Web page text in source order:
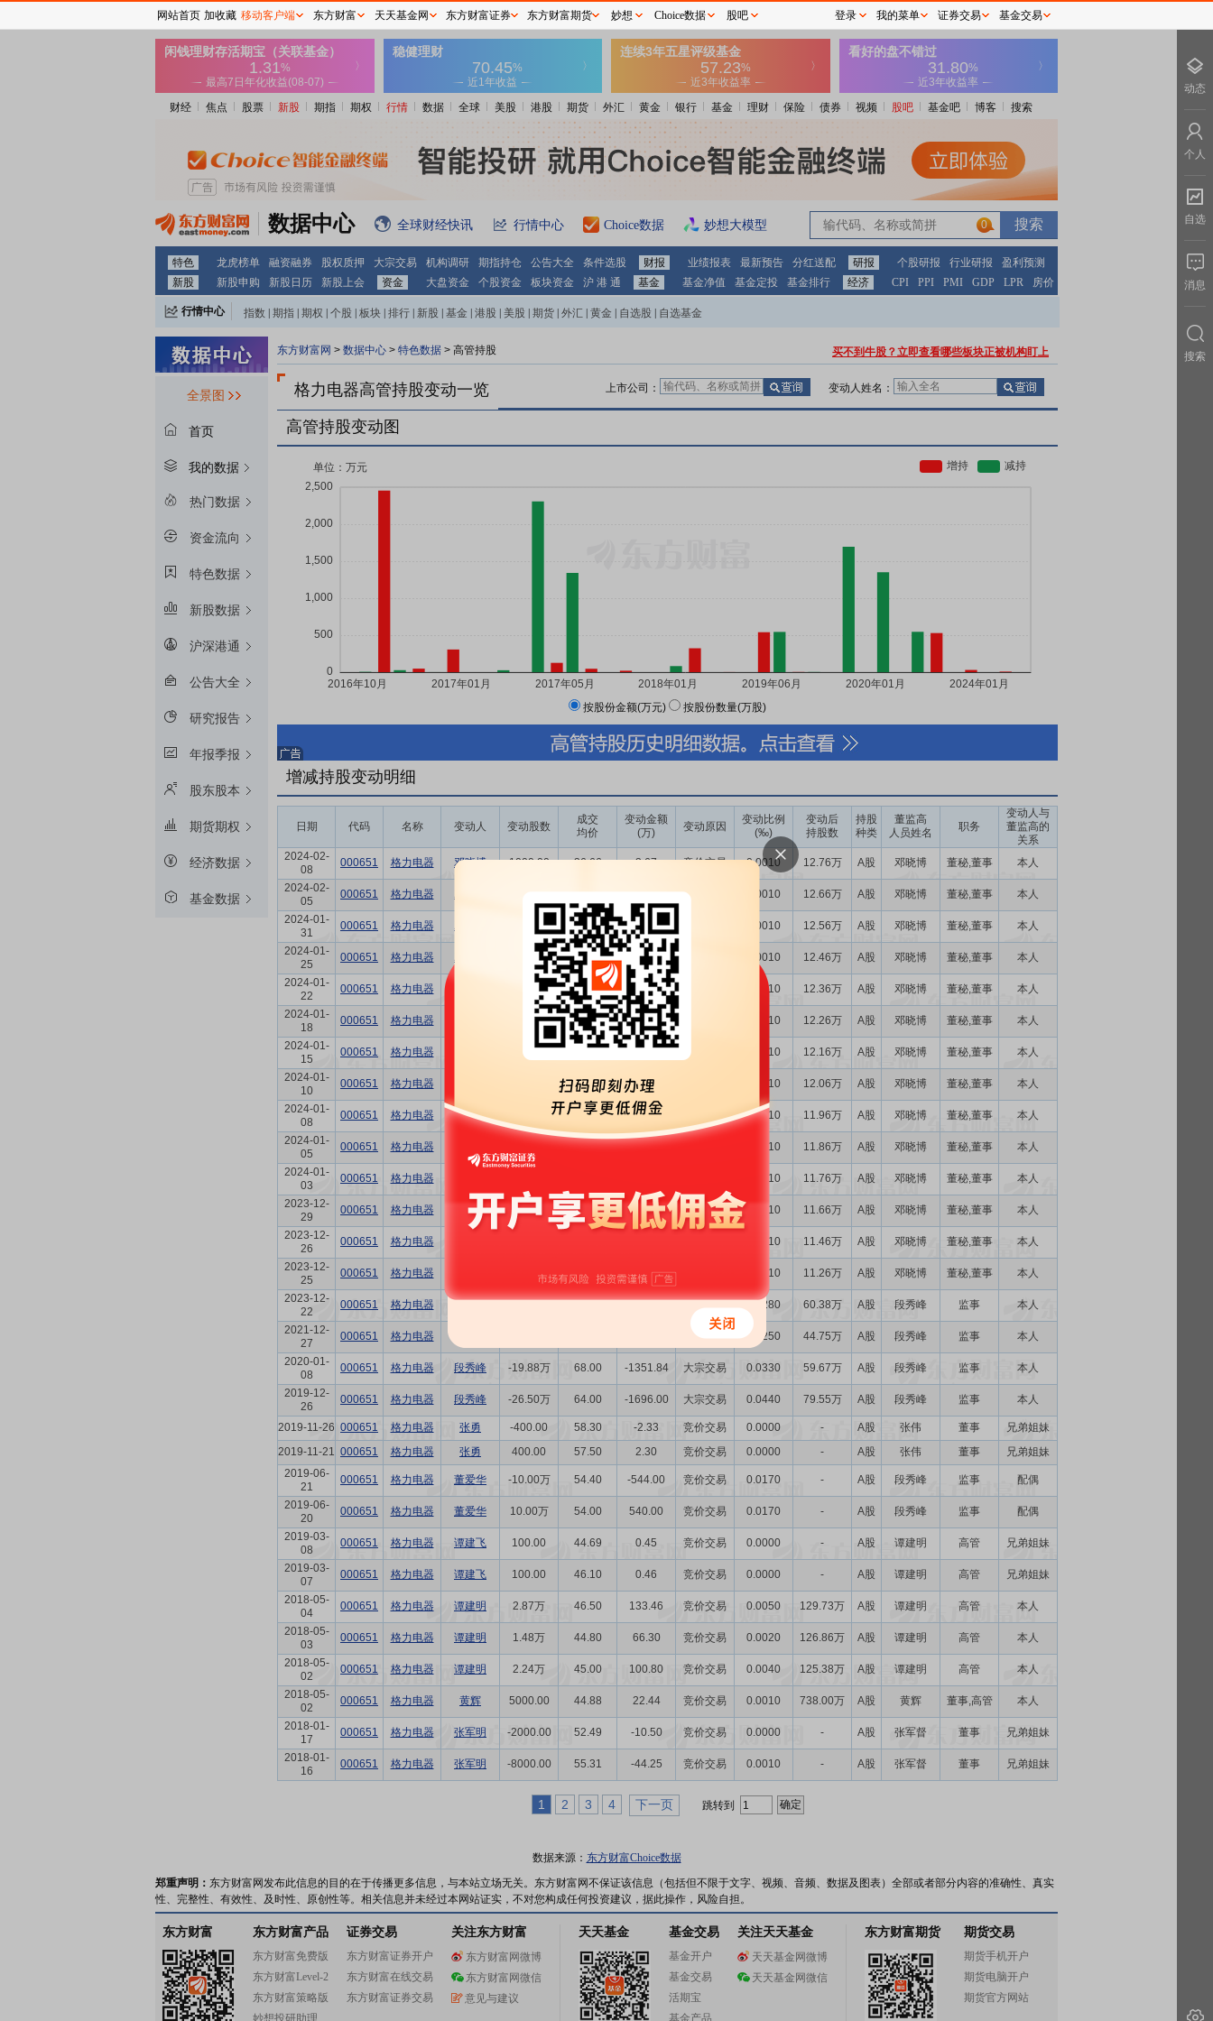
财经 焦点 股票 新股 期指 期权 行情 数据 全球 美股 港股 期货 外汇 黄金 银行 基金 理财 保险 债券 视频 股吧 基金吧 博客 搜索
数据中心 全球财经快讯 行情中心 Choice数据 妙想大模型 0
特色 龙虎榜单 融资融券 股权质押 大宗交易 机构调研 期指持仓 公告大全 条件选股 财报 业绩报表 最新预告 分红送配 研报 个股研报 行业研报
盈利预测
新股
新股申购 新股日历 新股上会 资金 大盘资金 个股资金 板块资金 沪 港 通 基金 基金净值 基金定投 基金排行 经济 CPI PPI PMI GDP LPR 房价
行情中心 指数 期指 期权 个股 板块 排行 新股 基金 港股 美股 期货 外汇 黄金 自选股 自选基金
全景图
首页
我的数据
热门数据
资金流向
特色数据
新股数据
沪深港通
公告大全
研究报告
年报季报
股东股本
期货期权
经济数据
基金数据
东方财富网 > 数据中心 > 特色数据 > 高管持股 买不到牛股？立即查看哪些板块正被机构盯上
格力电器高管持股变动一览 变动人姓名：
上市公司：
高管持股变动图
按股份金额(万元) 按股份数量(万股)
增减持股变动明细
日期 代码 名称 变动人 变动股数
成交
均价
变动金额
(万)
变动原因
变动比例
(‰)
变动后
持股数
持股
种类
董监高
人员姓名
职务
变动人与
董监高的
关系
2024-02-
08
000651 格力电器 邓晓博 1000.00 36.66 3.67 竞价交易 0.0010 12.76万 A股 邓晓博 董秘,董事
本人
2024-02-
05
000651 格力电器 邓晓博 1000.00 35.74 3.57 竞价交易 0.0010 12.66万 A股 邓晓博 董秘,董事
本人
2024-01-
31
000651 格力电器 邓晓博 1000.00 35.50 3.55 0.0010 12.56万 A股 邓晓博 董秘,董事
本人
2024-01-
25
000651 格力电器 邓晓博 1000.00 33.60 3.36 0.0010 12.46万 A股 邓晓博 董秘,董事
本人
2024-01-
22
000651 格力电器 1000.00 33.38 3.34 0.0010 12.36万 A股 邓晓博 董秘,董事
本人
2024-01-
18
000651 格力电器 1000.00 32.91 3.29 0.0010 12.26万 A股 邓晓博 董秘,董事
本人
2024-01-
15
000651 格力电器 1000.00 33.80 3.38 竞价交易 0.0010 12.16万 A股 邓晓博 董秘,董事
本人
2024-01-
10
000651 格力电器 33.55 3.36 0.0010 12.06万 A股 邓晓博 董秘,董事
本人
2024-01-
08
000651 格力电器 邓晓博 33.03 3.30 竞价交易 0.0010 11.96万 A股 邓晓博 董秘,董事
本人
2024-01-
05
000651 格力电器 32.87 3.29 0.0010 11.86万 A股 邓晓博 董秘,董事
本人
2024-01-
03
000651 格力电器 0.0010 11.76万 A股 邓晓博 董秘,董事
本人
2023-12-
29
000651 格力电器 邓晓博 2000.00 32.08 6.42 竞价交易 0.0010 11.66万 A股 邓晓博 董秘,董事
本人
2023-12-
26
000651 格力电器 0.0010 11.46万 A股 邓晓博 董秘,董事
本人
2023-12-
25
000651 格力电器 5000.00 31.94 15.97 0.0010 11.26万 A股 邓晓博 董秘,董事
本人
2023-12-
22
000651 格力电器 0.0280 60.38万 A股 段秀峰 监事
本人
2021-12-
27
000651 格力电器 竞价交易 0.0250 44.75万 A股 段秀峰 监事
本人
2020-01-
08
000651 格力电器 段秀峰 -19.88万 68.00 -1351.84 大宗交易 0.0330 59.67万 A股 段秀峰 监事
本人
2019-12-
26
000651 格力电器 段秀峰 -26.50万 64.00 -1696.00 大宗交易 0.0440 79.55万 A股 段秀峰 监事 本人
2019-11-26 000651 格力电器 张勇 -400.00 58.30 -2.33 竞价交易 0.0000 - A股 张伟 董事
兄弟姐妹
2019-11-21 000651 格力电器 张勇 400.00 57.50 2.30 竞价交易 0.0000 - A股 张伟 董事
兄弟姐妹
2019-06-
21
000651 格力电器 董爱华 -10.00万 54.40 -544.00 竞价交易 0.0170 - A股 段秀峰 监事
配偶
2019-06-
20
000651 格力电器 董爱华 10.00万 54.00 540.00 竞价交易 0.0170 - A股 段秀峰 监事
配偶
2019-03-
08
000651 格力电器 谭建飞 100.00 44.69 0.45 竞价交易 0.0000 - A股 谭建明 高管
兄弟姐妹
2019-03-
07
000651 格力电器 谭建飞 100.00 46.10 0.46 竞价交易 0.0000 - A股 谭建明 高管
兄弟姐妹
2018-05-
04
000651 格力电器 谭建明 2.87万 46.50 133.46 竞价交易 0.0050 129.73万 A股 谭建明 高管
本人
2018-05-
03
000651 格力电器 谭建明 1.48万 44.80 66.30 竞价交易 0.0020 126.86万 A股 谭建明 高管
本人
2018-05-
02
000651 格力电器 谭建明 2.24万 45.00 100.80 竞价交易 0.0040 125.38万 A股 谭建明 高管
本人
2018-05-
02
000651 格力电器 黄辉 5000.00 44.88 22.44 竞价交易 0.0010 738.00万 A股 黄辉 董事,高管
本人
2018-01-
17
000651 格力电器 张军明 -2000.00 52.49 -10.50 竞价交易 0.0000 - A股 张军督 董事
兄弟姐妹
2018-01-
16
000651 格力电器 张军明 -8000.00 55.31 -44.25 竞价交易 0.0010 - A股 张军督 董事 兄弟姐妹
1 2 3 4 下一页 跳转到
数据来源： 东方财富Choice数据
郑重声明： 东方财富网发布此信息的目的在于传播更多信息，与本站立场无关。东方财富网不保证该信息（包括但不限于文字、视频、音频、数据及图表）全部或者部分内容的准确性、真实
性、完整性、有效性、及时性、原创性等。相关信息并未经过本网站证实，不对您构成任何投资建议，据此操作，风险自担。
东方财富 东方财富产品
东方财富免费版
东方财富Level-2
东方财富策略版
妙想投研助理
证券交易
东方财富证券开户
东方财富在线交易
东方财富证券交易
关注东方财富
东方财富网微博
东方财富网微信
意见与建议
天天基金 基金交易
基金开户
基金交易
活期宝
基金产品
关注天天基金
天天基金网微博
天天基金网微信
东方财富期货 期货交易
期货手机开户
期货电脑开户
期货官方网站
网站首页 加收藏 移动客户端 东方财富 天天基金网 东方财富证券 东方财富期货 妙想 Choice数据 股吧 登录 我的菜单 证券交易 基金交易
动态
个人
自选
消息
搜索